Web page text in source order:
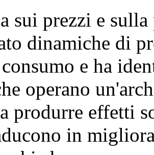
sui prezzi e
dinamiche di
e ha
operano
produrre effetti
in